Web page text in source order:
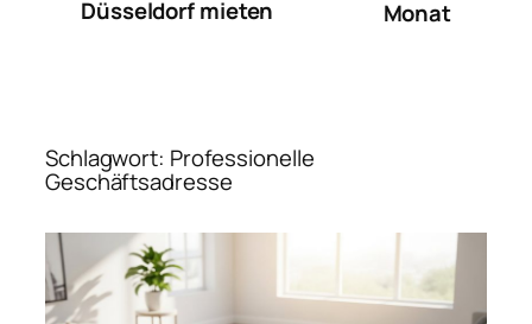
Düsseldorf mieten
Monat
Schlagwort: Professionelle
Geschäftsadresse